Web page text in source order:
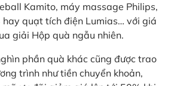
Kamito, máy massage Philips,
quạt tích điện Lumias… với giá
giải Hộp quà ngẫu nhiên.
phần quà khác cũng được trao
trình như tiền chuyển khoản,